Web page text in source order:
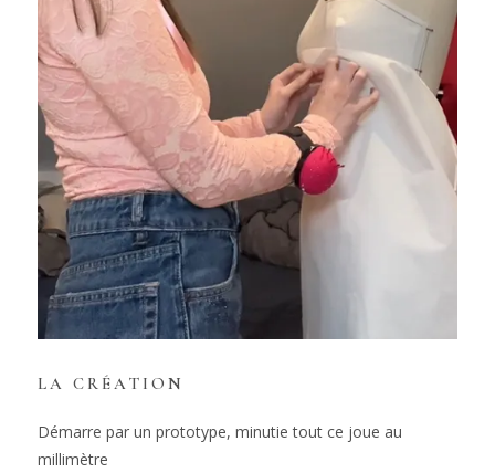
LA CRÉATION
Démarre par un prototype, minutie tout ce joue au
millimètre